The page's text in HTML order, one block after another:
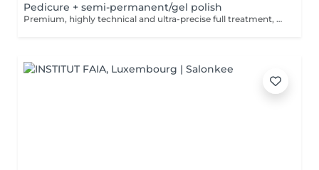
Pedicure + semi-permanent/gel polish
Premium, highly technical and ultra-precise full treatment, performed mainly with an e-file to achieve a perfectly clean nail contour and apply the polish as close as possible, even slightly under the cuticle. This technique helps visually delay the regrowth by around 10 days. Visual result: -Extremely well-groomed nails, clean contours, flawless shape -Instagram / photo studio effect: neat, precise, with no visible dry skin A perfect solution for flawless and long-lasting nails: -The average durability is 6 weeks!! Service content: -Removal of old semi-permanent and/or gel polish (if needed, already include in this price/service) -Very meticulous preparation of the nail plate -Shape and file nails -Gentle cuticle care -Removal of dead skin -Heels are cleaned -Application of semi-permanent nail polish -Application of cuticle oil and feet cream Optional : -Price per nail for nail art on up to 5 nails (if so please book "WITH simple design") +3€/nail -Price for simple design (French, Chrome, Baby Boomer, Cat Eyes, Stickers, Foil) 6-10 nails -> +20€ -Price for complex design (3D, Hand drawings, Stamping, French with Chrome, Baby Boomer with Chrome, French with Cat Eyes) 6-10 nails -> +30€ -Price per nail extension/reconstruction, maximum 2 nails (if so please book "WITH extension/reconstruction") +10€/nail